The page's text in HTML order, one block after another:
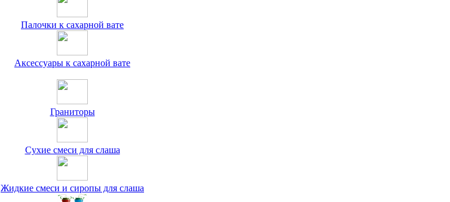
Палочки к сахарной вате
Аксессуары к сахарной вате
Граниторы
Сухие смеси для слаша
Жидкие смеси и сиропы для слаша